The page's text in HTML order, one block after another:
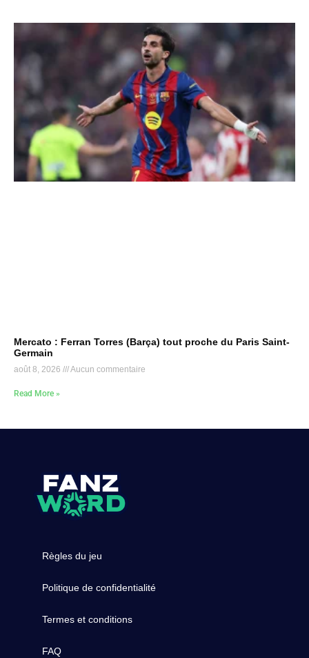
Mercato : Ferran Torres (Barça) tout proche du Paris Saint-
Germain
août 8, 2026 Aucun commentaire
Read More »
Règles du jeu
Politique de confidentialité
Termes et conditions
FAQ